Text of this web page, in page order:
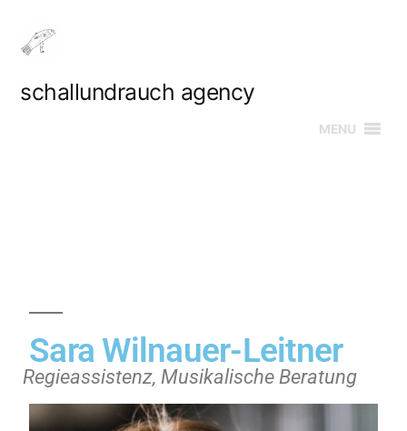
schallundrauch agency
MENU
Sara Wilnauer-Leitner
Regieassistenz, Musikalische Beratung